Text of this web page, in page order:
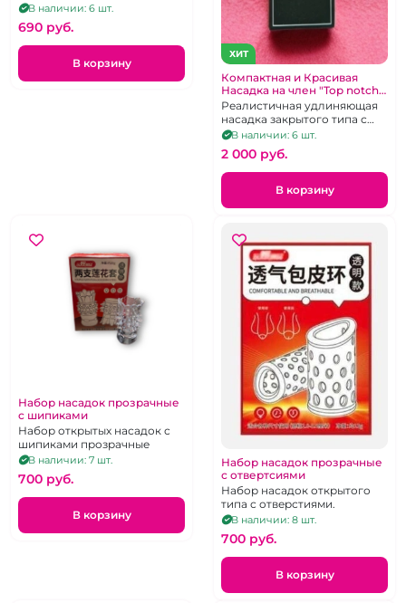
В наличии: 6 шт.
690 pуб.
В корзину
ХИТ
Компактная и Красивая
Насадка на член "Top notch"
закрытая реалистичная с
подхватом мошонки
Реалистичная удлиняющая
насадка закрытого типа с
отверстием для мошонки.
В наличии: 6 шт.
2 000 pуб.
В корзину
Набор насадок прозрачные
с шипиками
Набор открытых насадок с
шипиками прозрачные
В наличии: 7 шт.
700 pуб.
В корзину
Набор насадок прозрачные
с отвертсиями
Набор насадок открытого
типа с отверстиями.
В наличии: 8 шт.
700 pуб.
В корзину